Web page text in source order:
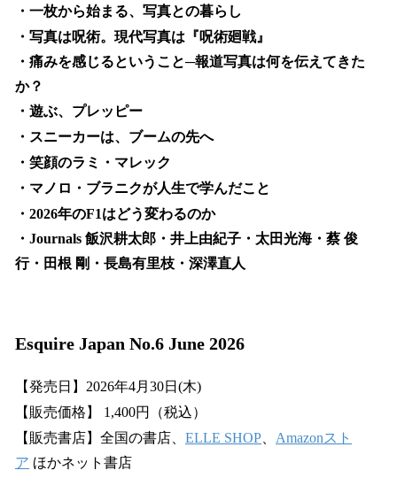
・一枚から始まる、写真との暮らし
・写真は呪術。現代写真は『呪術廻戦』
・痛みを感じるということ─報道写真は何を伝えてきた
か？
・遊ぶ、プレッピー
・スニーカーは、ブームの先へ
・笑顔のラミ・マレック
・マノロ・ブラニクが人生で学んだこと
・2026年のF1はどう変わるのか
・Journals 飯沢耕太郎・井上由紀子・太田光海・蔡 俊
行・田根 剛・長島有里枝・深澤直人
Esquire Japan No.6 June 2026
【発売日】2026年4月30日(木)
【販売価格】 1,400円（税込）
【販売書店】全国の書店、 ELLE SHOP
Amazonスト
ア ほかネット書店